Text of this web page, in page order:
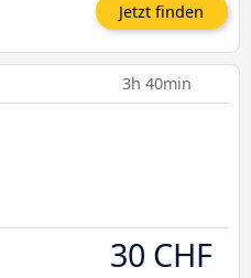
Jetzt finden
3h 40min
30 CHF